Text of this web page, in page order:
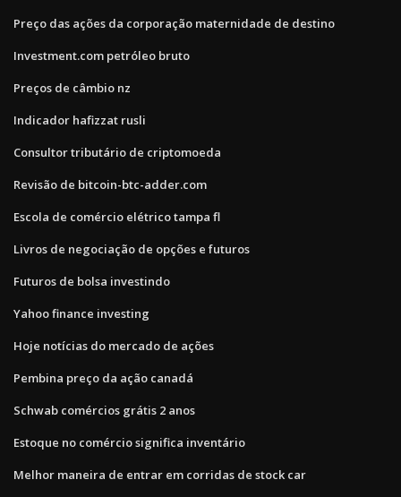
Preço das ações da corporação maternidade de destino
Investment.com petróleo bruto
Preços de câmbio nz
Indicador hafizzat rusli
Consultor tributário de criptomoeda
Revisão de bitcoin-btc-adder.com
Escola de comércio elétrico tampa fl
Livros de negociação de opções e futuros
Futuros de bolsa investindo
Yahoo finance investing
Hoje notícias do mercado de ações
Pembina preço da ação canadá
Schwab comércios grátis 2 anos
Estoque no comércio significa inventário
Melhor maneira de entrar em corridas de stock car